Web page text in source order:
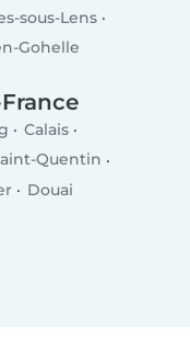
sous-Lens
Gohelle
Calais
Quentin
Douai